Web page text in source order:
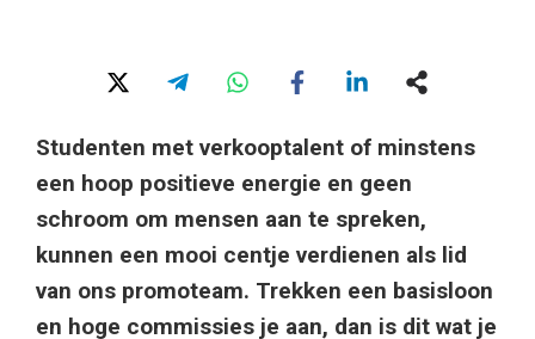
Studenten met verkooptalent of minstens
een hoop positieve energie en geen
schroom om mensen aan te spreken,
kunnen een mooi centje verdienen als lid
van ons promoteam. Trekken een basisloon
en hoge commissies je aan, dan is dit wat je